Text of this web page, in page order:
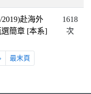
2019)赴海外
簡章 [本系]
1618
次
最末頁